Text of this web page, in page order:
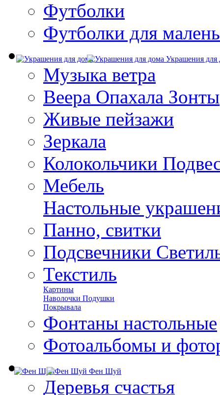
Футболки
Футболки для
Украшения для
Музыка ветра
Веера Опахала Зонты
Живые пейзажи
Зеркала
Колокольчики
Мебель
Настольные
Панно, свитки
Подсвечники
Текстиль
Картины
Наволочки Подушки
Покрывала
Фонтаны настольные
Фотоальбомы и
Фен Шуй
Деревья счастья